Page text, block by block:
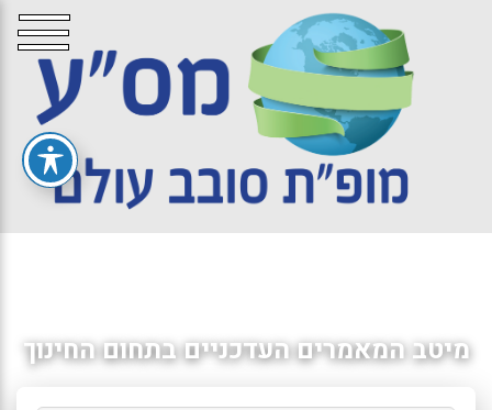
מיטב המאמרים העדכניים בתחום החינוך